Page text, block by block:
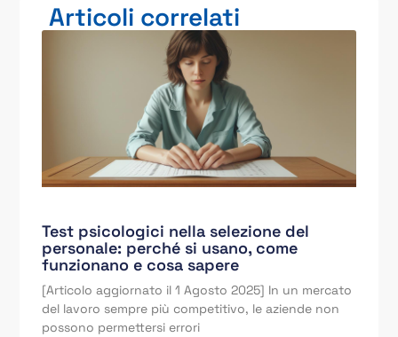
Articoli correlati
Test psicologici nella selezione del
personale: perché si usano, come
funzionano e cosa sapere
[Articolo aggiornato il 1 Agosto 2025] In un mercato
del lavoro sempre più competitivo, le aziende non
possono permettersi errori